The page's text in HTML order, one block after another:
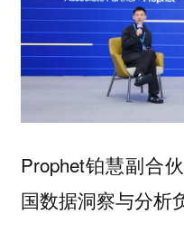
Prophet铂慧副合
国数据洞察与分析